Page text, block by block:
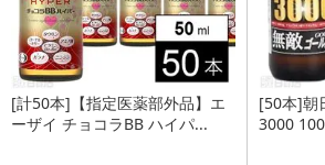
[計50本]【指定医薬部外品】エ
ーザイ チョコラBB ハイパ...
[50本]朝
3000